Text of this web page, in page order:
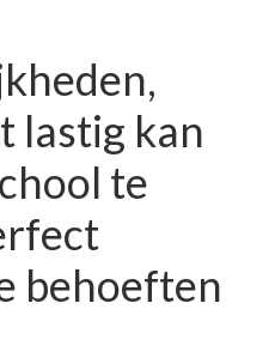
lastig kan
te
behoeften